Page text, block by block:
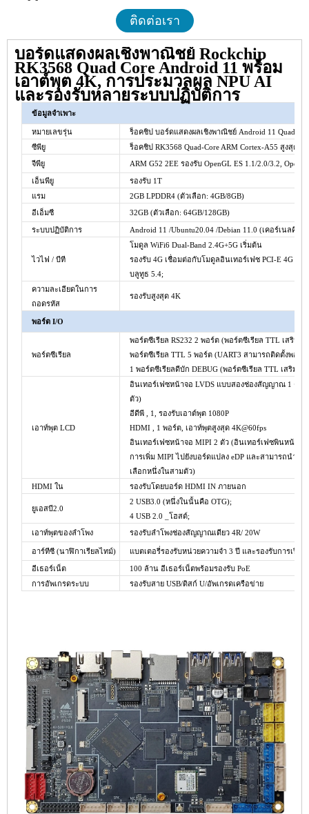
ติดต่อเรา
บอร์ดแสดงผลเชิงพาณิชย์ Rockchip
RK3568 Quad Core Android 11 พร้อม
เอาต์พุต 4K, การประมวลผล NPU AI
และรองรับหลายระบบปฏิบัติการ
ข้อมูลจำเพาะ
หมายเลขรุ่น ร็อคชิป บอร์ดแสดงผลเชิงพาณิชย์ Android 11 Quad
ซีพียู
ร็อคชิป RK3568 Quad-Core ARM Cortex-A55 สูงสุด
จีพียู
ARM G52 2EE รองรับ OpenGL ES 1.1/2.0/3.2,
เอ็นพียู
รองรับ 1T
แรม
2GB LPDDR4 (ตัวเลือก: 4GB/8GB)
อีเอ็มซี
32GB (ตัวเลือก: 64GB/128GB)
ระบบปฏิบัติการ Android 11 /Ubuntu20.04 /Debian 11.0 (เคอร์เนลคือ
ไวไฟ / บีที
โมดูล WiFi6 Dual-Band 2.4G+5G เริ่มต้น
รองรับ 4G เชื่อมต่อกับโมดูลอินเทอร์เฟซ PCI-E 4G
บลูทูธ 5.4;
ความละเอียดในการ
ถอดรหัส
รองรับสูงสุด 4K
พอร์ต I/O
พอร์ตซีเรียล
พอร์ตซีเรียล RS232 2 พอร์ต (พอร์ตซีเรียล TTL เสริม)
พอร์ตซีเรียล TTL 5 พอร์ต (UART3 สามารถติดตั้งพอร์ต
1 พอร์ตซีเรียลดีบัก DEBUG (พอร์ตซีเรียล TTL เสริม)
เอาท์พุต LCD
อินเทอร์เฟซหน้าจอ LVDS แบบสองช่องสัญญาณ 1 ตัว
ตัว)
อีดีพี
, 1, รองรับเอาต์พุต 1080P
HDMI
, 1 พอร์ต, เอาท์พุตสูงสุด 4K@60fps
อินเทอร์เฟซหน้าจอ MIPI 2 ตัว (อินเทอร์เฟซพินหน้าจ
การเพิ่ม MIPI ไปยังบอร์ดแปลง eDP และสามารถนำ
เลือกหนึ่งในสามตัว)
HDMI ใน รองรับโดยบอร์ด HDMI IN ภายนอก
ยูเอสบี2.0
2 USB3.0 (หนึ่งในนั้นคือ OTG);
4 USB 2.0 _โฮสต์;
เอาท์พุตของลำโพง
รองรับลำโพงช่องสัญญาณเดียว 4R/ 20W
อาร์ทีซี (นาฬิกาเรียลไทม์) แบตเตอรี่รองรับหน่วยความจำ 3 ปี และรองรับการเปิด
อีเธอร์เน็ต 100 ล้าน อีเธอร์เน็ตพร้อมรองรับ PoE
การอัพเกรดระบบ
รองรับสาย USB/ดิสก์ U/อัพเกรดเครือข่าย